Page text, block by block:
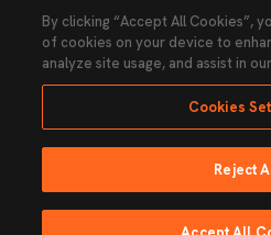
Ley Transparencia
Ninguna parte de esta página puede ser
By clicking “Accept All Cookies”,
of cookies on your device to
analyze site usage, and assist in
Cookies
Reject